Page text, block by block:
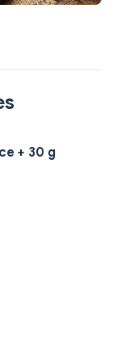
+ 30 g